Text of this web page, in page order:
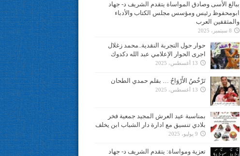
ببالغ الأسى وصادق المواساة يتقدم الشريف د- جهاد
ابومحفوظ رئيس ومؤسس مجلس الكتاب والأدباء
والمثقفين العرب
8 سبتمبر، 2025
حوار حول التجربة النقدية..محمد زغلال
اجرى الحوار الإعلامي عبد الله دكدوك
13 أغسطس، 2025
تَرْخُصُ الأَرْوَاحُ … بقلم حمدي الطحان
13 أغسطس، 2025
بمناسبة عيد العرش المجيد جمعية فخر
بلادي تنسيق مع ادارة دار الشباب ابن يخلف
9 يوليو، 2025
تعزية ومواساة: يتقدم الشريف د- جهاد